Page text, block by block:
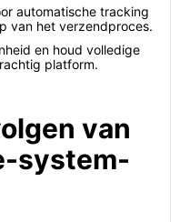
automatische tracking
van het verzendproces.
en houd volledige
platform.
van
system-